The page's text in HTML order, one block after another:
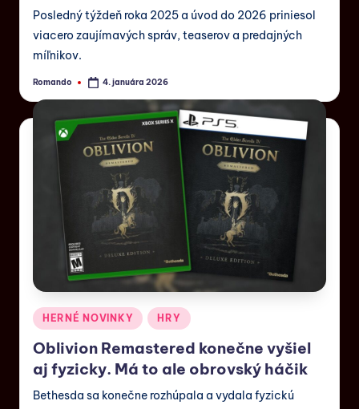
Posledný týždeň roka 2025 a úvod do 2026 priniesol
viacero zaujímavých správ, teaserov a predajných
míľnikov.
Romando 4. januára 2026
HERNÉ NOVINKY HRY
Oblivion Remastered konečne vyšiel
aj fyzicky. Má to ale obrovský háčik
Bethesda sa konečne rozhúpala a vydala fyzickú